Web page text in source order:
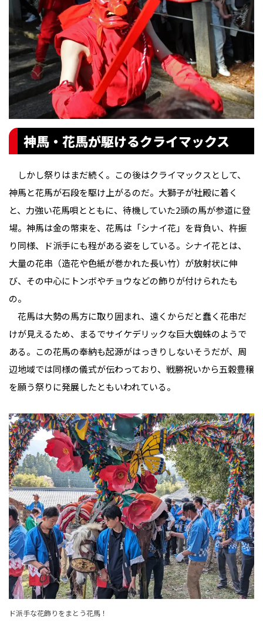
神馬・花馬が駆けるクライマックス
しかし祭りはまだ続く。この後はクライマックスとして、
神馬と花馬が石段を駆け上がるのだ。大獅子が社殿に着く
と、力強い花馬唄とともに、待機していた2頭の馬が参道に登
場。神馬は金の幣束を、花馬は「シナイ花」を背負い、杵振
り同様、ド派手にも程がある姿をしている。シナイ花とは、
大量の花串（造花や色紙が巻かれた長い竹）が放射状に伸
び、その中心にトンボやチョウなどの飾りが付けられたも
の。
花馬は大勢の馬方に取り囲まれ、遠くからだと蠢く花串だ
けが見えるため、まるでサイケデリックな巨大蜘蛛のようで
ある。この花馬の奉納も起源がはっきりしないそうだが、周
辺地域では同様の儀式が伝わっており、戦勝祝いから五穀豊穣
を願う祭りに発展したともいわれている。
ド派手な花飾りをまとう花馬！